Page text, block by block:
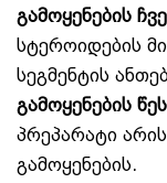
გამოყენების
სტეროიდების
სეგმენტის
გამოყენების
პრეპარატი
გამოყენების.